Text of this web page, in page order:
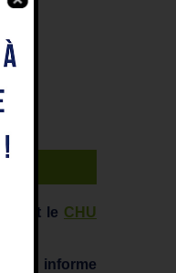
et le CHU
informe